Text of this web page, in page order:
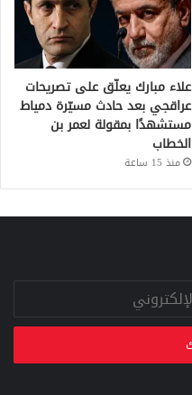
علاء مبارك يعلّق على تصريحات
عراقجي بعد حادث مسيّرة دمياط
مستشهدًا بمقولة لعمر بن
الخطاب
منذ 15 ساعة